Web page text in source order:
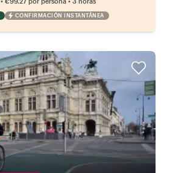
CONFIRMACIÓN INSTANTÁNEA